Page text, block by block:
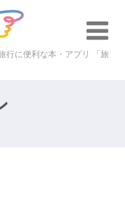
行に便利な本・アプリ 「旅